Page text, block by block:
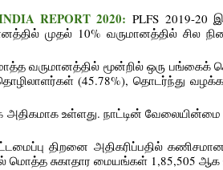
REPORT 2020:PLFS 2019-20
முதல் 10% வருமானத்தில் சில
வருமானத்தில் மூன்றில் ஒரு பங்கைக்
(45.78%), தொடர்ந்து
உள்ளது. நாட்டின் வேலையின்மை
திறனை அதிகரிப்பதில்
மொத்த சுகாதார மையங்கள் 1,85,505 ஆக